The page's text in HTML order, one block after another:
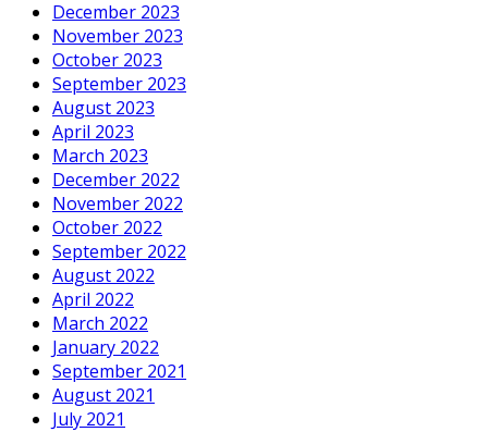
December 2023
November 2023
October 2023
September 2023
August 2023
April 2023
March 2023
December 2022
November 2022
October 2022
September 2022
August 2022
April 2022
March 2022
January 2022
September 2021
August 2021
July 2021